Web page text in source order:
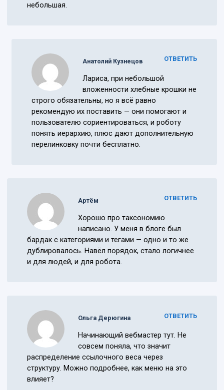
небольшая.
ОТВЕТИТЬ
Анатолий Кузнецов
Лариса, при небольшой
вложенности хлебные крошки не
строго обязательны, но я всё равно
рекомендую их поставить — они помогают и
пользователю сориентироваться, и роботу
понять иерархию, плюс дают дополнительную
перелинковку почти бесплатно.
ОТВЕТИТЬ
Артём
Хорошо про таксономию
написано. У меня в блоге был
бардак с категориями и тегами — одно и то же
дублировалось. Навёл порядок, стало логичнее
и для людей, и для робота.
ОТВЕТИТЬ
Ольга Дерюгина
Начинающий вебмастер тут. Не
совсем поняла, что значит
распределение ссылочного веса через
структуру. Можно подробнее, как меню на это
влияет?